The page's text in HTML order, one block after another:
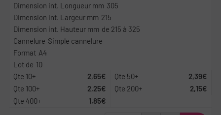
305
215
de 215 à 325
Simple cannelure
A4
10
2,65€
2,39€
2,25€
2,15€
1,85€